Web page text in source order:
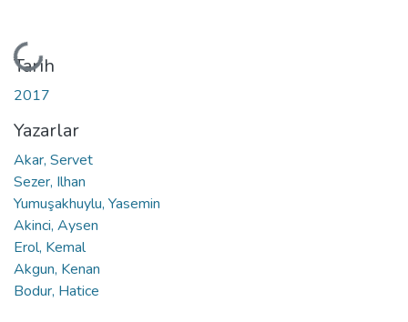
Yükleniyor...
Tarih
2017
Yazarlar
Akar, Servet
Sezer, Ilhan
Yumuşakhuylu, Yasemin
Akinci, Aysen
Erol, Kemal
Akgun, Kenan
Bodur, Hatice